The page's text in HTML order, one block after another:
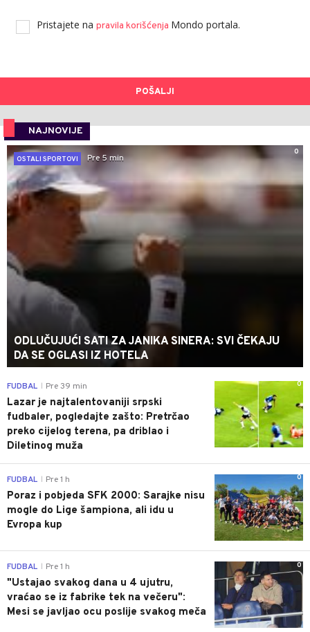
Pristajete na pravila korišćenja Mondo portala.
POŠALJI
NAJNOVIJE
0
OSTALI SPORTOVI
Pre 5 min
ODLUČUJUĆI SATI ZA JANIKA SINERA: SVI ČEKAJU
DA SE OGLASI IZ HOTELA
0
FUDBAL Pre 39 min
Lazar je najtalentovaniji srpski
fudbaler, pogledajte zašto: Pretrčao
preko cijelog terena, pa driblao i
Diletinog muža
0
FUDBAL Pre 1 h
Poraz i pobjeda SFK 2000: Sarajke nisu
mogle do Lige šampiona, ali idu u
Evropa kup
0
FUDBAL Pre 1 h
"Ustajao svakog dana u 4 ujutru,
vraćao se iz fabrike tek na večeru":
Mesi se javljao ocu poslije svakog meča